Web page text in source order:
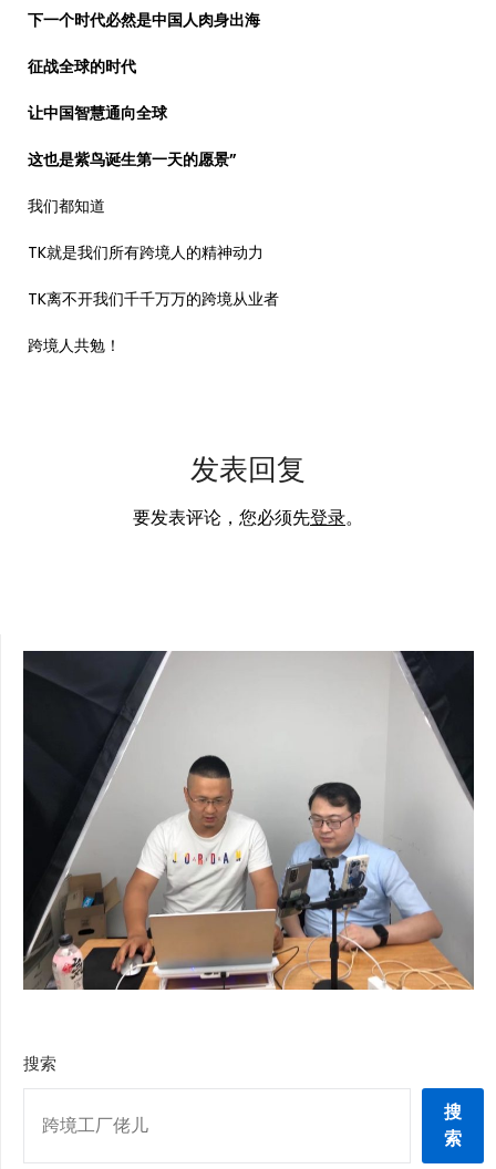
下一个时代必然是中国人肉身出海
征战全球的时代
让中国智慧通向全球
这也是紫鸟诞生第一天的愿景”
我们都知道
TK就是我们所有跨境人的精神动力
TK离不开我们千千万万的跨境从业者
跨境人共勉！
发表回复
要发表评论，您必须先登录。
搜索
搜
索